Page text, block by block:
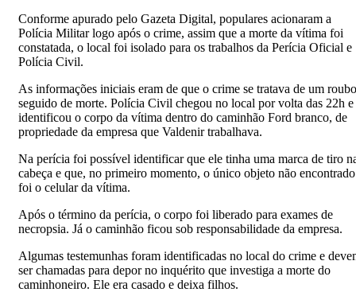
Conforme apurado pelo Gazeta Digital, populares acionaram a
Polícia Militar logo após o crime, assim que a morte da vítima foi
constatada, o local foi isolado para os trabalhos da Perícia Oficial e
Polícia Civil.
As informações iniciais eram de que o crime se tratava de um roubo
seguido de morte. Polícia Civil chegou no local por volta das 22h e
identificou o corpo da vítima dentro do caminhão Ford branco, de
propriedade da empresa que Valdenir trabalhava.
Na perícia foi possível identificar que ele tinha uma marca de tiro
cabeça e que, no primeiro momento, o único objeto não encontrado
foi o celular da vítima.
Após o término da perícia, o corpo foi liberado para exames de
necropsia. Já o caminhão ficou sob responsabilidade da empresa.
Algumas testemunhas foram identificadas no local do crime e
ser chamadas para depor no inquérito que investiga a morte do
caminhoneiro. Ele era casado e deixa filhos.